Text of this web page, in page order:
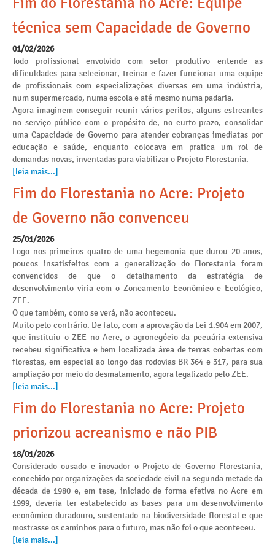
técnica sem Capacidade de Governo
01/02/2026
Todo profissional envolvido com setor produtivo entende as
dificuldades para selecionar, treinar e fazer funcionar uma equipe
de profissionais com especializações diversas em uma indústria,
num supermercado, numa escola e até mesmo numa padaria.
Agora imaginem conseguir reunir vários peritos, alguns estreantes
no serviço público com o propósito de, no curto prazo, consolidar
uma Capacidade de Governo para atender cobranças imediatas por
educação e saúde, enquanto colocava em pratica um rol de
demandas novas, inventadas para viabilizar o Projeto Florestania.
[leia mais...]
Fim do Florestania no Acre: Projeto
de Governo não convenceu
25/01/2026
Logo nos primeiros quatro de uma hegemonia que durou 20 anos,
poucos insatisfeitos com a generalização do Florestania foram
convencidos de que o detalhamento da estratégia de
desenvolvimento viria com o Zoneamento Econômico e Ecológico,
ZEE.
O que também, como se verá, não aconteceu.
Muito pelo contrário. De fato, com a aprovação da Lei 1.904 em 2007,
que instituiu o ZEE no Acre, o agronegócio da pecuária extensiva
recebeu significativa e bem localizada área de terras cobertas com
florestas, em especial ao longo das rodovias BR 364 e 317, para sua
ampliação por meio do desmatamento, agora legalizado pelo ZEE.
[leia mais...]
Fim do Florestania no Acre: Projeto
priorizou acreanismo e não PIB
18/01/2026
Considerado ousado e inovador o Projeto de Governo Florestania,
concebido por organizações da sociedade civil na segunda metade da
década de 1980 e, em tese, iniciado de forma efetiva no Acre em
1999, deveria ter estabelecido as bases para um desenvolvimento
econômico duradouro, sustentado na biodiversidade florestal e que
mostrasse os caminhos para o futuro, mas não foi o que aconteceu.
[leia mais...]